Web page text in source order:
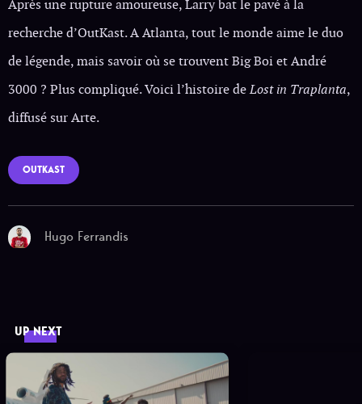
Après une rupture amoureuse, Larry bat le pavé à la
recherche d’OutKast. A Atlanta, tout le monde aime le duo
de légende, mais savoir où se trouvent Big Boi et André
3000 ? Plus compliqué. Voici l’histoire deLost in Traplanta,
diffusé sur Arte.
OUTKAST
Hugo Ferrandis
UP NEXT